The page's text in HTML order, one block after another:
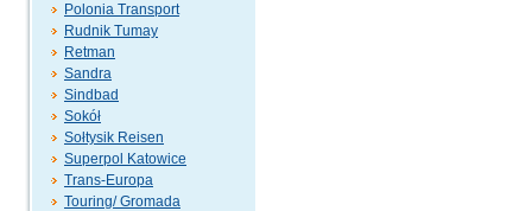
Polonia Transport
Rudnik Tumay
Retman
Sandra
Sindbad
Sokół
Sołtysik Reisen
Superpol Katowice
Trans-Europa
Touring/ Gromada